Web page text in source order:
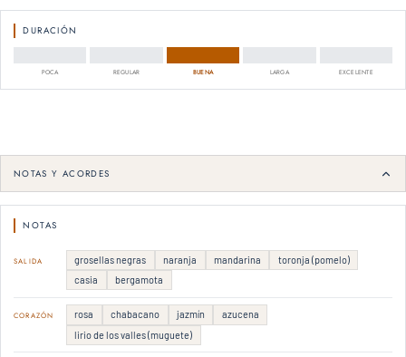
DURACIÓN
POCA REGULAR BUENA LARGA EXCELENTE
NOTAS Y ACORDES
NOTAS
SALIDA grosellas negras naranja mandarina
toronja (pomelo)
casia
bergamota
CORAZÓN rosa chabacano jazmín
azucena
lirio de los valles (muguete)